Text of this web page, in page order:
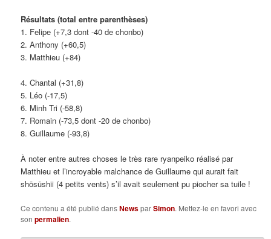
Résultats (total entre parenthèses)
1. Felipe (+7,3 dont -40 de chonbo)
2. Anthony (+60,5)
3. Matthieu (+84)
4. Chantal (+31,8)
5. Léo (-17,5)
6. Minh Tri (-58,8)
7. Romain (-73,5 dont -20 de chonbo)
8. Guillaume (-93,8)
À noter entre autres choses le très rare ryanpeiko réalisé par
Matthieu et l’incroyable malchance de Guillaume qui aurait fait
shōsūshii (4 petits vents) s’il avait seulement pu piocher sa tuile !
Ce contenu a été publié dansNewsparSimon. Mettez-le en favori avec
sonpermalien.